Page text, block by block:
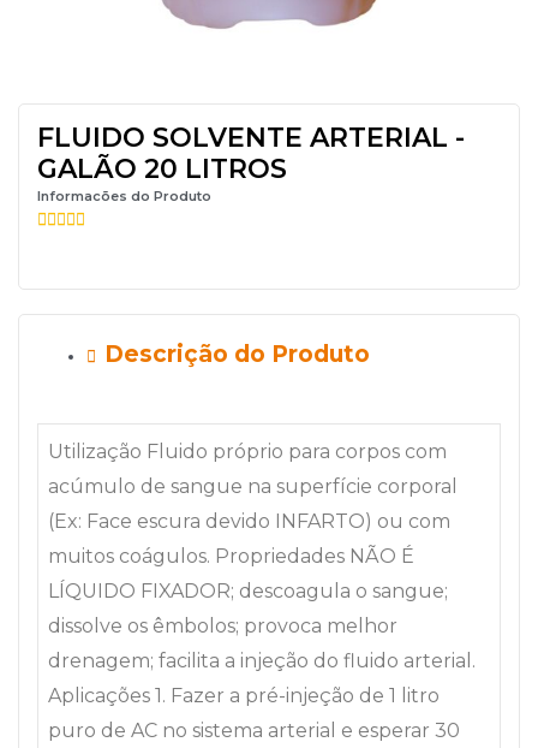
FLUIDO SOLVENTE ARTERIAL -
GALÃO 20 LITROS
Informacões do Produto
    
Descrição do Produto
Utilização Fluido próprio para corpos com
acúmulo de sangue na superfície corporal
(Ex: Face escura devido INFARTO) ou com
muitos coágulos. Propriedades NÃO É
LÍQUIDO FIXADOR; descoagula o sangue;
dissolve os êmbolos; provoca melhor
drenagem; facilita a injeção do fluido arterial.
Aplicações 1. Fazer a pré-injeção de 1 litro
puro de AC no sistema arterial e esperar 30